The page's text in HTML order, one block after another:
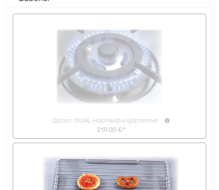
Option: DUAL-Hochleistungsbrenner
219,00 €*